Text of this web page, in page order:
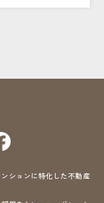
ションに特化した不動産